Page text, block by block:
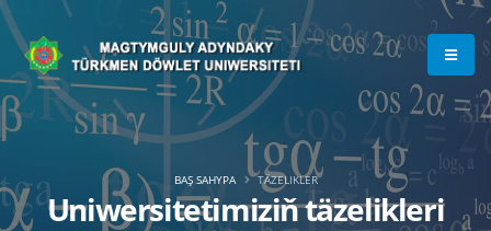
Uniwersitetimiziň täzelikleri
BAŞ SAHYPA TÄZELIKLER